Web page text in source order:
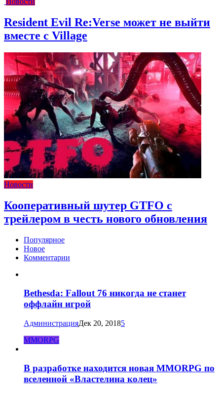
Resident Evil Re:Verse может не выйти
вместе с Village
Новости
Кооперативный шутер GTFO с
трейлером в честь нового обновления
Популярное
Новое
Комментарии
Bethesda: Fallout 76 никогда не станет
оффлайн игрой
АдминистрацияДек 20, 20185
MMORPG
В разработке находится новая MMORPG по
вселенной «Властелина колец»